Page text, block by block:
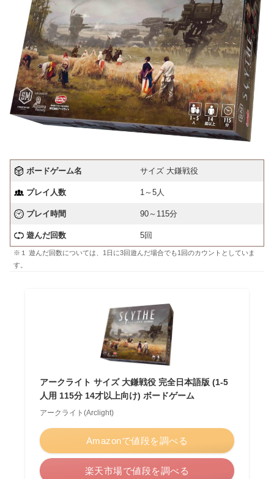
ボードゲーム名 サイズ 大鎌戦役
プレイ人数 1～5人
プレイ時間 90～115分
遊んだ回数 5回
※１ 遊んだ回数については、1日に3回遊んだ場合でも1回のカウントとしていま
す。
アークライト サイズ 大鎌戦役 完全日本語版 (1-5
人用 115分 14才以上向け) ボードゲーム
アークライト(Arclight)
Amazonで値段を調べる
楽天市場で値段を調べる